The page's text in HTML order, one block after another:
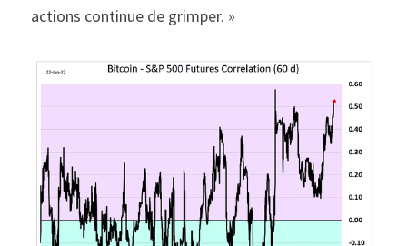
actions continue de grimper. »